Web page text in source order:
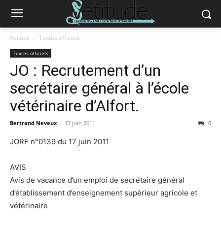
Accueil Textes officiels
Textes officiels
JO : Recrutement d’un
secrétaire général à l’école
vétérinaire d’Alfort.
Bertrand Neveux - 17 juin 2011 0
JORF n°0139 du 17 juin 2011
AVIS
Avis de vacance d’un emploi de secrétaire général
d’établissement d’enseignement supérieur agricole et
vétérinaire